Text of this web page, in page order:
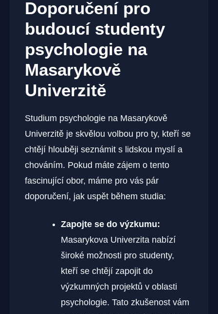
Doporučení pro
budoucí studenty
psychologie na
Masarykově
Univerzitě
Studium psychologie na Masarykově
Univerzitě je skvělou volbou pro ty, kteří se
chtějí hlouběji seznámit s lidskou myslí a
chováním. Pokud máte zájem o tento
fascinující obor, máme pro vás pár
doporučení, jak uspět během studia:
Zapojte se do výzkumu:
Masarykova Univerzita nabízí
široké možnosti pro studenty,
kteří se chtějí zapojit do
výzkumných projektů v oblasti
psychologie. Tato zkušenost vám